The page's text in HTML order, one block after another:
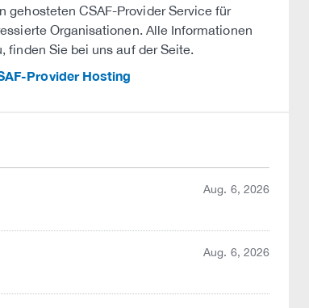
gehosteten CSAF-Provider Service für
Organisationen. Alle Informationen
finden Sie bei uns auf der Seite.
Provider Hosting
Aug. 6, 2026
Aug. 6, 2026